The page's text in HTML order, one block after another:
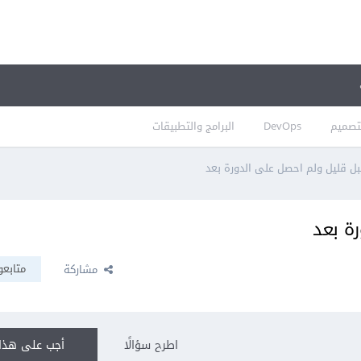
DevOps البرامج والتطبيقات
قليل ولم احصل على الدورة بعد
بعد
مشاركة
أجب على اطرح سؤالًا